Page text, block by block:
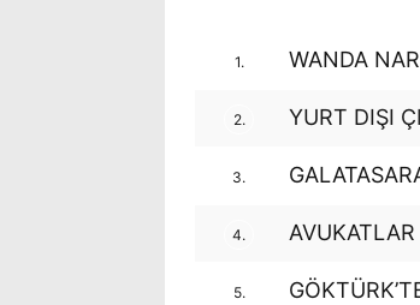
1. WANDA
2. YURT DIŞI
3.
4.
5.